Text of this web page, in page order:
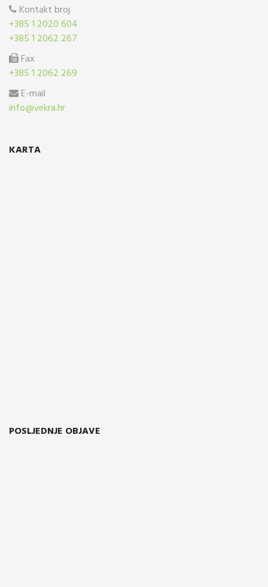
Kontakt broj
+385 1 2020 604
+385 1 2062 267
Fax
+385 1 2062 269
E-mail
info@vekra.hr
KARTA
POSLJEDNJE OBJAVE